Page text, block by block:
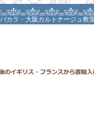
カラ・大阪カルトナージュ教